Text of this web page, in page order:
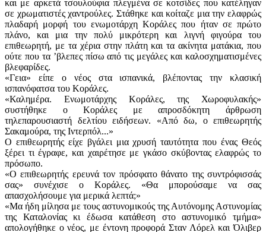
και με αρκετά τσουλούφια πλεγμένα σε κοτσίδες που κατέληγαν
σε χρωματιστές χαντρούλες. Στάθηκε και κοίταζε μια την ελαφρώς
πλαδαρή μορφή του ενωμοτάρχη Κοράλες που ήταν σε πρώτο
πλάνο, και μια την πολύ μικρότερη και λιγνή φιγούρα του
επιθεωρητή, με τα χέρια στην πλάτη και τα ακίνητα ματάκια, που
ούτε που τα ʼβλεπες πίσω από τις μεγάλες και καλοσχηματισμένες
βλεφαρίδες.
«Γεια» είπε ο νέος στα ισπανικά, βλέποντας την κλασική
ισπανόφατσα του Κοράλες.
«Καλημέρα. Ενωμοτάρχης Κοράλες, της Χωροφυλακής»
συστήθηκε ο Κοράλες με απροσδόκητη άρθρωση
τηλεπαρουσιαστή δελτίου ειδήσεων. «Από δω, ο επιθεωρητής
Σακαμούρα, της Ιντερπόλ...»
Ο επιθεωρητής είχε βγάλει μια χρυσή ταυτότητα που ένας Θεός
ξέρει τι έγραφε, και χαιρέτησε με γκάσο σκύβοντας ελαφρώς το
πρόσωπο.
«Ο επιθεωρητής ερευνά τον πρόσφατο θάνατο της συντρόφισσάς
σας» συνέχισε ο Κοράλες. «Θα μπορούσαμε να σας
απασχολήσουμε για μερικά λεπτά;»
«Μα ήδη μίλησα με τους αστυνομικούς της Αυτόνομης Αστυνομίας
της Καταλονίας κι έδωσα κατάθεση στο αστυνομικό τμήμα»
απολογήθηκε ο νέος, με έντονη προφορά Σταν Λόρελ και Όλιβερ